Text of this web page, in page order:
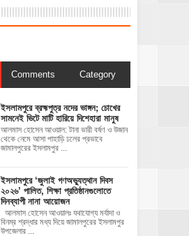
Comments Category
ইসলামপুরে ব্রহ্মপুত্র নদের ভাঙ্গন; চোখের
সামনেই ভিটে মাটি হারিয়ে দিশেহারা মানুষ
আলমাস হোসেন আওয়াল: টানা ভারী বর্ষণ ও উজান
থেকে নেমে আসা পাহাড়ি ঢলের প্রভাবে
জামালপুরের ইসলামপুর ...
‎ইসলামপুরে ‘জুলাই গণঅভ্যুত্থান দিবস
২০২৬’ পালিত, শিক্ষা প্রতিষ্ঠানগুলোতে
দিনব্যাপী নানা আয়োজন
‎​আলমাস হোসেন আওয়ালঃ‎ ‎​যথাযোগ্য মর্যাদা ও
বিনম্র শ্রদ্ধার মধ্য দিয়ে জামালপুরের ইসলামপুর
উপজেলার ...